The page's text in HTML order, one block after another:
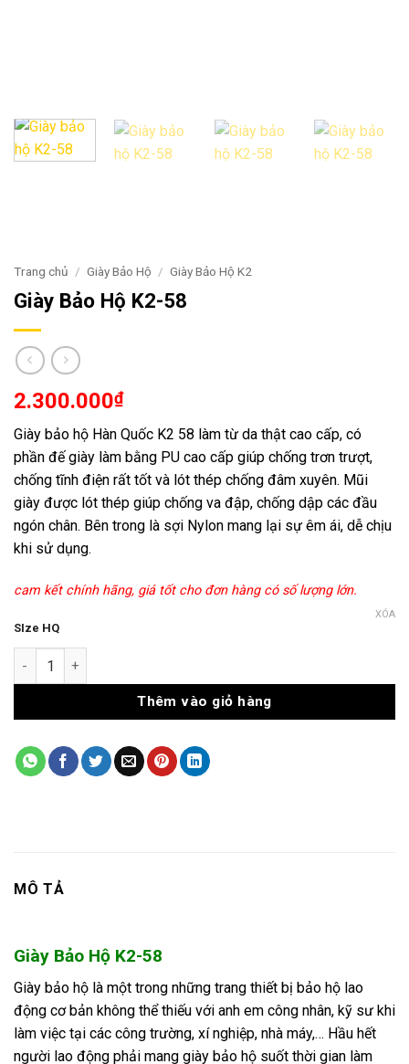
Trang chủ / Giày Bảo Hộ / Giày Bảo Hộ K2
Giày Bảo Hộ K2-58
2.300.000₫
Giày bảo hộ Hàn Quốc K2 58 làm từ da thật cao cấp, có
phần đế giày làm bằng PU cao cấp giúp chống trơn trượt,
chống tĩnh điện rất tốt và lót thép chống đâm xuyên. Mũi
giày được lót thép giúp chống va đập, chống dập các đầu
ngón chân. Bên trong là sợi Nylon mang lại sự êm ái, dễ chịu
khi sử dụng.
cam kết chính hãng, giá tốt cho đơn hàng có số lượng lớn.
SIze HQ
XÓA
Giày Bảo Hộ K2-58 số lượng
Thêm vào giỏ hàng
MÔ TẢ
Giày Bảo Hộ K2-58
Giày bảo hộ là một trong những trang thiết bị bảo hộ lao
động cơ bản không thể thiếu với anh em công nhân, kỹ sư khi
làm việc tại các công trường, xí nghiệp, nhà máy,… Hầu hết
người lao động phải mang giày bảo hộ suốt thời gian làm